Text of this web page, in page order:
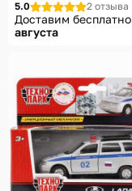
5.0
2 отзыва
Доставим бесплатно
августа